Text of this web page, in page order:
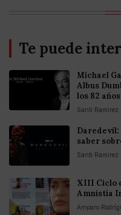
Te puede
Michael
Albus
los 82 años
Santi Ramirez
Daredevil:
saber
Santi Ramirez
XIII Ciclo
Amnistía
Amparo